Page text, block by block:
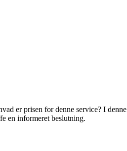
er prisen for denne service? I
en informeret beslutning.